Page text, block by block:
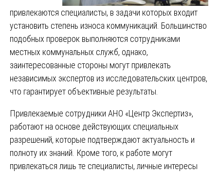
привлекаются специалисты, в задачи которых входит
установить степень износа коммуникаций. Большинство
подобных проверок выполняются сотрудниками
местных коммунальных служб, однако,
заинтересованные стороны могут привлекать
независимых экспертов из исследовательских центров,
что гарантирует объективные результаты.
Привлекаемые сотрудники АНО «Центр Экспертиз»,
работают на основе действующих специальных
разрешений, которые подтверждают актуальность и
полноту их знаний. Кроме того, к работе могут
привлекаться лишь те специалисты, личные интересы